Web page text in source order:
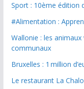
Sport : 10ème édition
#Alimentation :
Wallonie : les
communaux
Bruxelles : 1 million
Le restaurant La